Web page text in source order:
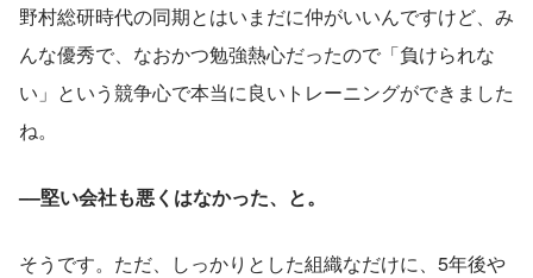
野村総研時代の同期とはいまだに仲がいいんですけど、み
んな優秀で、なおかつ勉強熱心だったので「負けられな
い」という競争心で本当に良いトレーニングができました
ね。
––堅い会社も悪くはなかった、と。
そうです。ただ、しっかりとした組織なだけに、5年後や